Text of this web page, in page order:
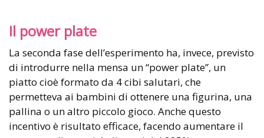
Il power plate
La seconda fase dell’esperimento ha, invece, previsto
di introdurre nella mensa un “power plate”, un
piatto cioè formato da 4 cibi salutari, che
permetteva ai bambini di ottenere una figurina, una
pallina o un altro piccolo gioco. Anche questo
incentivo è risultato efficace, facendo aumentare il